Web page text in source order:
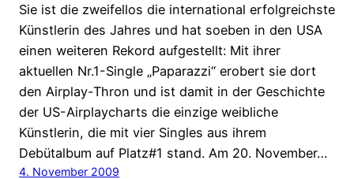
Sie ist die zweifellos die international erfolgreichste
Künstlerin des Jahres und hat soeben in den USA
einen weiteren Rekord aufgestellt: Mit ihrer
aktuellen Nr.1-Single „Paparazzi“ erobert sie dort
den Airplay-Thron und ist damit in der Geschichte
der US-Airplaycharts die einzige weibliche
Künstlerin, die mit vier Singles aus ihrem
Debütalbum auf Platz#1 stand. Am 20. November…
4. November 2009